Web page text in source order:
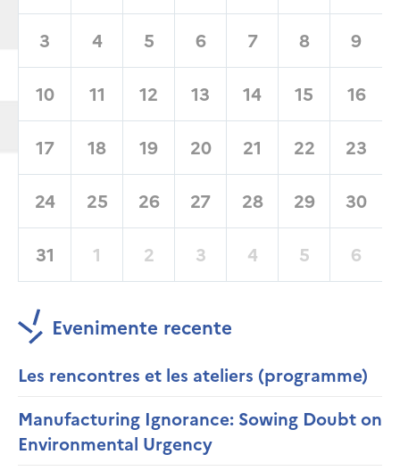
3 4 5 6 7 8 9
10 11 12 13 14 15 16
17 18 19 20 21 22 23
24 25 26 27 28 29 30
31 1 2 3 4 5 6
Evenimente recente
Les rencontres et les ateliers (programme)
Manufacturing Ignorance: Sowing Doubt on
Environmental Urgency